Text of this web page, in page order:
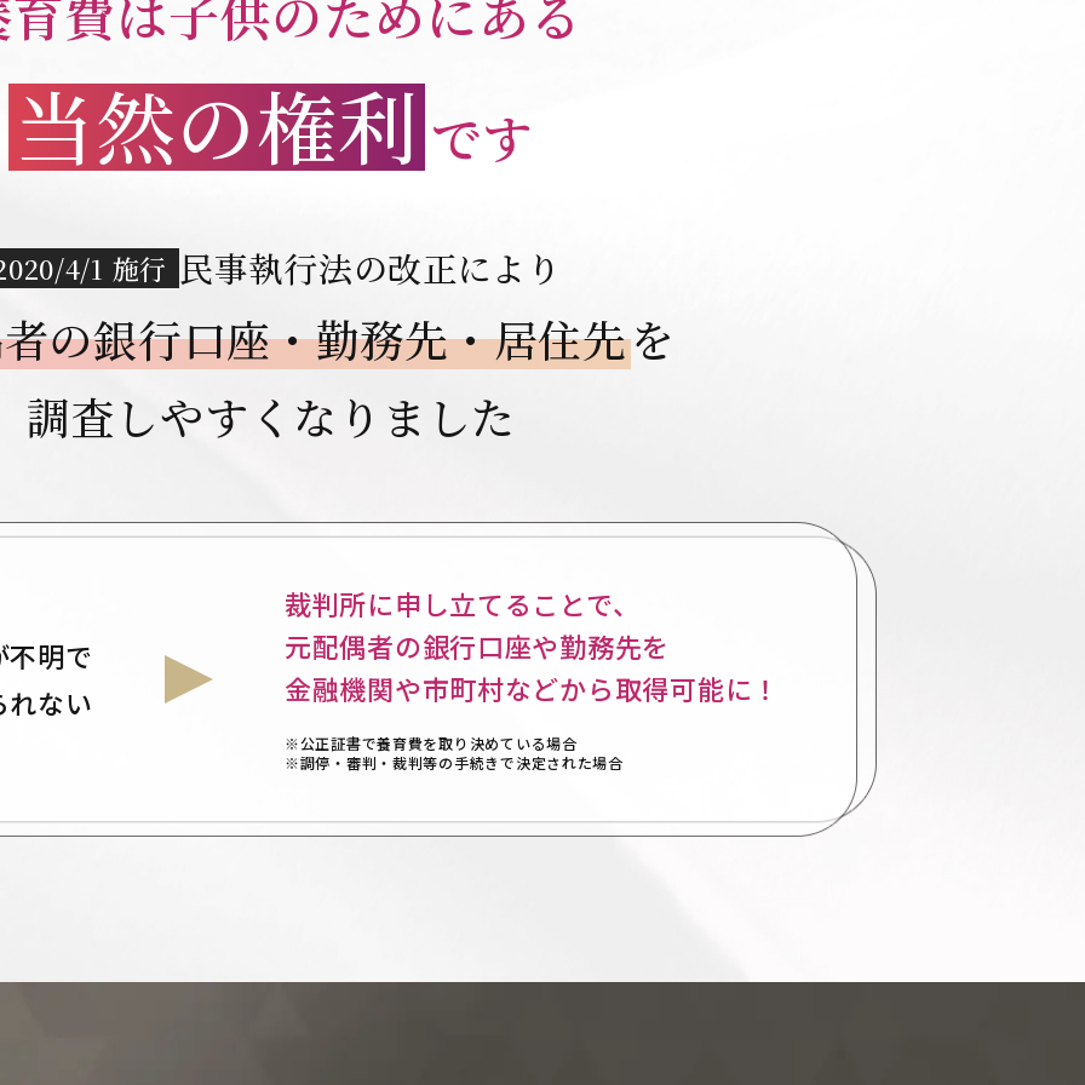
費は子供のためにある
当然の権利 です
4/1 施行 民事執行法の改正により
の銀行口座・勤務先・居住先を
調査しやすくなりました
不明で
れない
裁判所に申し⽴てることで、
元配偶者の銀⾏⼝座や勤務先を
⾦融機関や市町村などから取得可能に！
※公正証書で養育費を取り決めている場合
※調停・審判・裁判等の手続きで決定された場合